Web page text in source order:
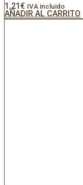
1,21€ IVA incluido
AÑADIR AL CARRITO